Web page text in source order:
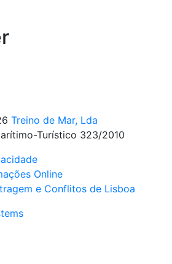
Treino de Mar, Lda
Turístico 323/2010
Online
e Conflitos de Lisboa